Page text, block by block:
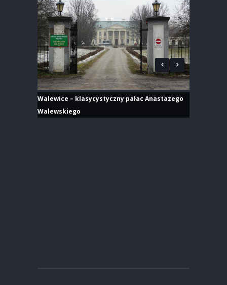
Walewice – klasycystyczny pałac Anastazego
Walewskiego